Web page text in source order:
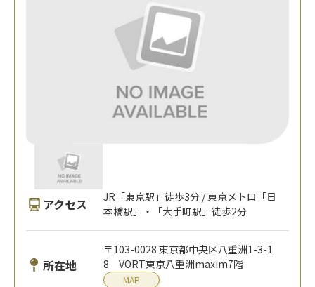
アクセス
JR「東京駅」徒歩3分 / 東京メトロ「日
本橋駅」・「大手町駅」徒歩2分
所在地
〒103-0028 東京都中央区八重洲1-3-1
8 VORT東京八重洲maxim7階
MAP